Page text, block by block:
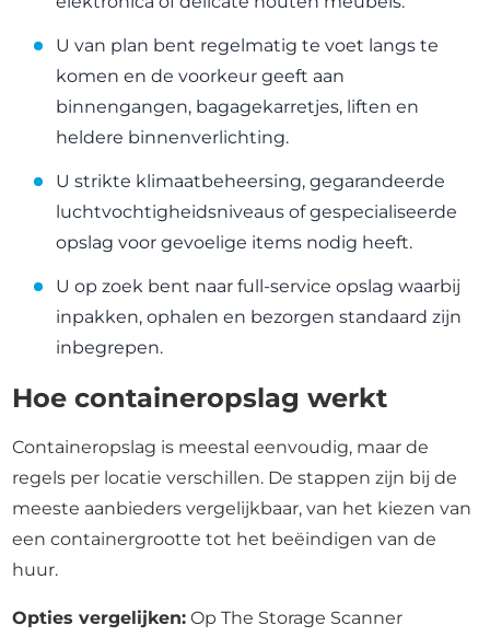
U van plan bent regelmatig te voet langs te
komen en de voorkeur geeft aan
binnengangen, bagagekarretjes, liften en
heldere binnenverlichting.
U strikte klimaatbeheersing, gegarandeerde
luchtvochtigheidsniveaus of gespecialiseerde
opslag voor gevoelige items nodig heeft.
U op zoek bent naar full-service opslag waarbij
inpakken, ophalen en bezorgen standaard zijn
inbegrepen.
Hoe containeropslag werkt
Containeropslag is meestal eenvoudig, maar de
regels per locatie verschillen. De stappen zijn bij de
meeste aanbieders vergelijkbaar, van het kiezen van
een containergrootte tot het beëindigen van de
huur.
Opties vergelijken: Op The Storage Scanner